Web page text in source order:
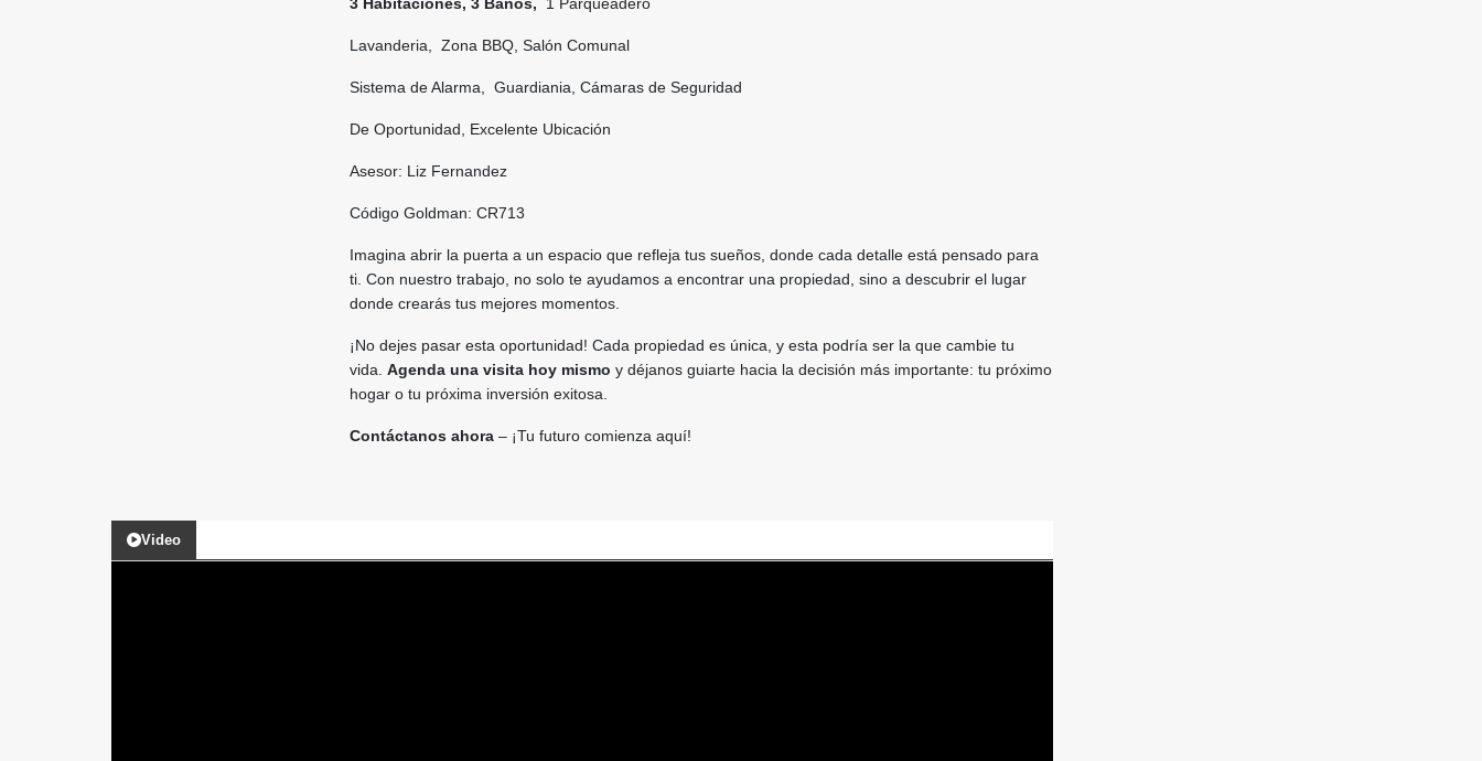
Lavanderia, Zona BBQ, Salón Comunal
Sistema de Alarma, Guardiania, Cámaras de Seguridad
De Oportunidad, Excelente Ubicación
Asesor: Liz Fernandez
Código Goldman: CR713
Imagina abrir la puerta a un espacio que refleja tus sueños, donde cada detalle está pensado para
ti. Con nuestro trabajo, no solo te ayudamos a encontrar una propiedad, sino a descubrir el lugar
donde crearás tus mejores momentos.
¡No dejes pasar esta oportunidad! Cada propiedad es única, y esta podría ser la que cambie tu
vida. Agenda una visita hoy mismo y déjanos guiarte hacia la decisión más importante: tu próximo
hogar o tu próxima inversión exitosa.
Contáctanos ahora – ¡Tu futuro comienza aquí!
Video